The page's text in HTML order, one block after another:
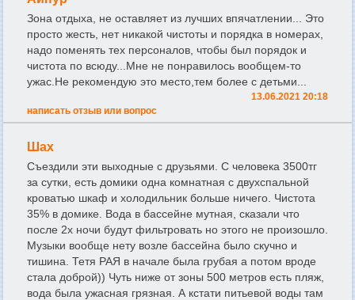
Зона отдыха, не оставляет из лучших впячатлении... Это
просто жесть, нет никакой чистоты и порядка в номерах,
надо поменять тех персоналов, чтобы был порядок и
чистота по всюду...Мне не понравилось вообщем-то
ужас.Не рекомендую это место,тем более с детьми...
13.06.2021 20:18
написать отзыв или вопрос
Шах
Съездили эти выходные с друзьями. С человека 3500тг
за сутки, есть домики одна комнатная с двухспальной
кроватью шкаф и холодильник больше ничего. Чистота
35% в домике. Вода в бассейне мутная, сказали что
после 2х ночи будут фильтровать но этого не произошло.
Музыки вообще нету возле бассейна было скучно и
тишина. Тетя РАЯ в начале была грубая а потом вроде
стала доброй)) Чуть ниже от зоны 500 метров есть пляж,
вода была ужасная грязная. А кстати питьевой воды там